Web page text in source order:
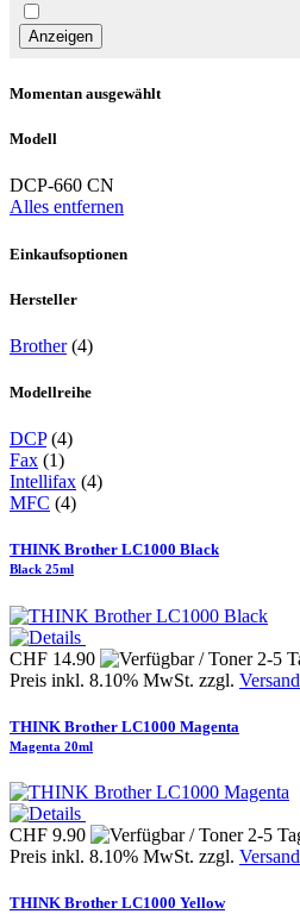
Momentan ausgewählt
Modell
DCP-660 CN
Alles entfernen
Einkaufsoptionen
Hersteller
Brother(4)
Modellreihe
DCP(4)
Fax (1)
Intellifax (4)
MFC (4)
THINK Brother LC1000 Black
Black 25ml
CHF 14.90
Preis inkl. 8.10% MwSt. zzgl. Versand
THINK Brother LC1000 Magenta
Magenta 20ml
CHF 9.90
Preis inkl. 8.10% MwSt. zzgl. Versand
THINK Brother LC1000 Yellow